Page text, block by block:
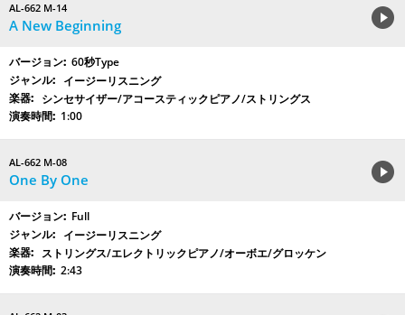
AL-662 M-14
A New Beginning
60秒Type
イージーリスニング
シンセサイザー/アコースティックピアノ/ストリングス
1:00
AL-662 M-08
One By One
Full
イージーリスニング
ストリングス/エレクトリックピアノ/オーボエ/グロッケン
2:43